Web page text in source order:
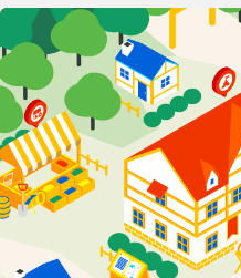
ストーリーを読
りでチャレンジ
家族と協力する
063.答えを